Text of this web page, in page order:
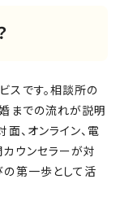
スです。相談所の
までの流れが説明
、オンライン、電
ウンセラーが対
の第一歩として活